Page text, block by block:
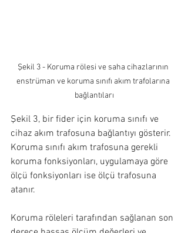
Şekil 3 - Koruma rölesi ve saha cihazlarının
enstrüman ve koruma sınıfı akım trafolarına
bağlantıları
Şekil 3, bir fider için koruma sınıfı ve
cihaz akım trafosuna bağlantıyı gösterir.
Koruma sınıfı akım trafosuna gerekli
koruma fonksiyonları, uygulamaya göre
ölçü fonksiyonları ise ölçü trafosuna
atanır.
Koruma röleleri tarafından sağlanan son